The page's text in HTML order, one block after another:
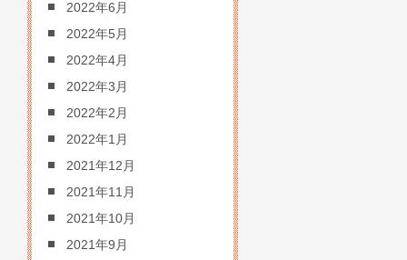
2022年6月
2022年5月
2022年4月
2022年3月
2022年2月
2022年1月
2021年12月
2021年11月
2021年10月
2021年9月